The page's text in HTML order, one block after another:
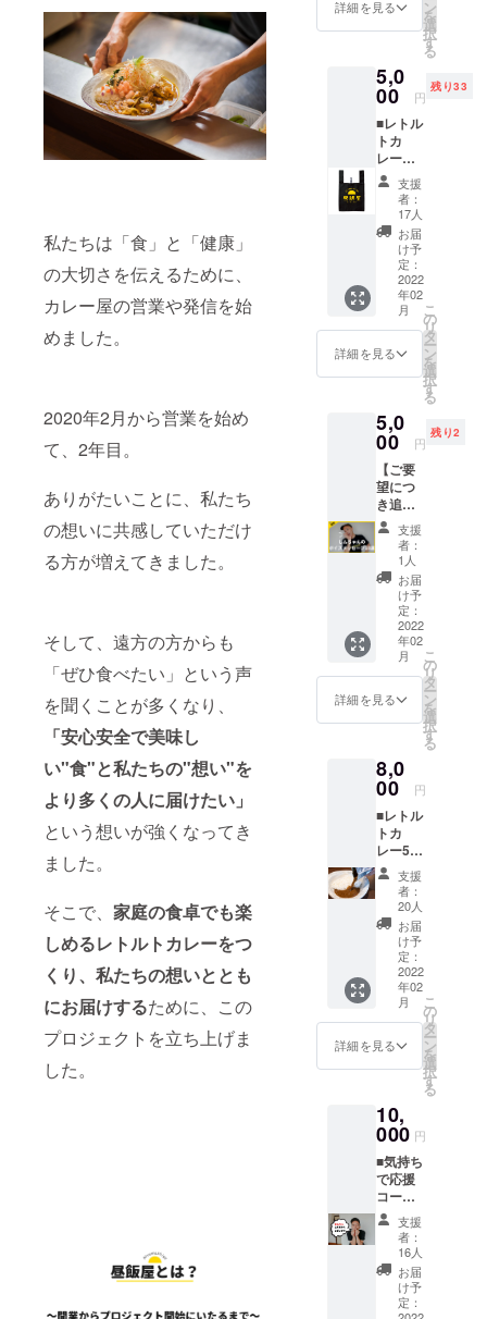
私たちは「食」と「健康」
の大切さを伝えるために、
カレー屋の営業や発信を始
めました。
2020年2月から営業を始め
て、2年目。
ありがたいことに、私たち
の想いに共感していただけ
る方が増えてきました。
そして、遠方の方からも
「ぜひ食べたい」という声
を聞くことが多くなり、
「安心安全で美味し
い"食"と私たちの"想い"を
より多くの人に届けたい」
という想いが強くなってき
ました。
そこで、 家庭の食卓でも楽
しめるレトルトカレーをつ
くり、私たちの想いととも
にお届けするために、この
プロジェクトを立ち上げま
した。
限定
（任意
参加）
待 ※備
考欄
（任
意）に
「faceb
ookの登
録氏名
（フル
ネー
ム）」
をご記
載くだ
（非公
開グ
待を
メール
にてご
案内し
ます。
氏名は
グルー
プ参加
承認時
の照合
用に使
用しま
す）。
アカウ
ントを
でない
方は
お書き
くださ
い。
※twitter
/Instagr
amアカ
ウント
をお持
ちの方
は、
twitter/I
nstagra
mの
ID/URL
さい
（昼飯
ウント
より
フォ
ローさ
せてい
ただき
ま
す）。
チキン
レー1
食）
※賞味期
限は製
造から1
年とな
りま
す。 ・
昼飯屋
オリジ
ナルス
テッ
カー1枚
＜完成
までの
プロセ
スを公
限定
facebo
ループ
（任意
参加）
へご招
考欄
（任
意）に
「faceb
ookの登
録氏名
（フル
ム）」
をご記
（非公
開グ
への招
待を
メール
にてご
案内し
ます。
氏名は
グルー
プ参加
承認時
の照合
用に使
す）。
アカウ
でない
方は
「な
し」と
お書き
くださ
い。
※twitter
/Instagr
amアカ
ウント
をお持
詳細を見る ン
を
選
択
す
る
5,0
00 円
残り33
■レトル
トカ
レー＆
昼飯屋
エコ
バッグ
お楽し
みコー
トルト
カレー
完成後
にお届
け＞ ・
レトル
トカ
分（海
苔チキ
ンカ
レー）
※賞味
期限は
製造か
ら1年と
なりま
す。 ・
昼飯屋
ロゴ入
りエコ
バッグ
（ブ
ラッ
ク）1袋
ステッ
カー1枚
＜完成
までの
プロセ
スを公
開・共
有＞ ・
支援者
限定
facebo
okグ
ループ
（任意
参加）
へご招
待 ＜昼
バッグ
（ブ
ク）に
ついて
＞ 本体/
約
270×30
0mm(持
ち手含
440mm
支援
者：
17人
お届
け予
定：
2022
年02
月
詳細を見る
こ
の
リ
タ
ー
ン
を
選
択
す
る
5,0
00 円
残り2
【ご要
望につ
き追
加！】
しん
ちゃん
のナイ
スボイ
スメッ
セージ
10選+レ
トルト
カレー2
食コー
ス ＜ボ
イス
セージ
のお届
け＞ ・
情熱と
声の大
きさに
定評の
あるし
んちゃ
んか
ら、元
気を届
けるボ
イス
メッ
セージ
を送ら
（支援
者様の
ご要望
の言葉
で10パ
ターン
まで）
＜レト
ルトカ
レー完
成後に
お届け
支援
者：
1人
お届
け予
定：
2022
年02
月
詳細を見る
こ
の
リ
タ
ー
ン
を
選
択
す
る
8,0
00 円
■レトル
トカ
レー5食
コース
＜レト
ルトカ
レー完
成後に
お届け
＞ ・レ
トルト
カレー5
食分
（海苔
チキン
カレー3
キンカ
レー2
食）
※賞味期
限は製
造から1
年とな
りま
す。 ・
昼飯屋
オリジ
ナルス
支援
者：
20人
お届
け予
定：
2022
年02
月
詳細を見る
こ
の
リ
タ
ー
ン
を
選
択
す
る
10,
000 円
■気持ち
で応援
コース
＜レト
ルトカ
レー完
成後に
お届け
＞ ・レ
支援
者：
16人
お届
け予
定：